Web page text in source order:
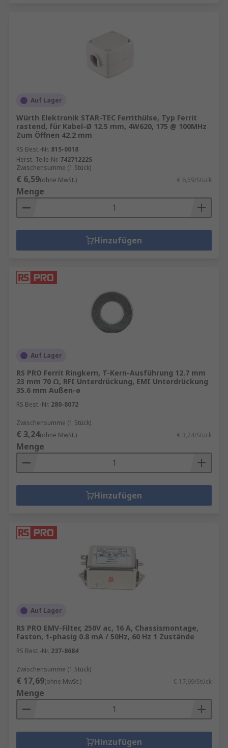
Auf Lager
Würth Elektronik STAR-TEC Ferrithülse, Typ Ferrit
rastend, für Kabel-Ø 12.5 mm, 4W620, 175 @ 100MHz
Zum Öffnen 42.2 mm
RS Best.-Nr. 815-0018
Herst. Teile-Nr. 74271222S
Zwischensumme (1 Stück)
€ 6,59(ohne MwSt.) € 6,59/Stück
Menge
Hinzufügen
Auf Lager
RS PRO Ferrit Ringkern, T-Kern-Ausführung 12.7 mm
23 mm 70 Ω, RFI Unterdrückung, EMI Unterdrückung
35.6 mm Außen-ø
RS Best.-Nr. 280-8072
Zwischensumme (1 Stück)
€ 3,24(ohne MwSt.) € 3,24/Stück
Menge
Hinzufügen
Auf Lager
RS PRO EMV-Filter, 250V ac, 16 A, Chassismontage,
Faston, 1-phasig 0.8 mA / 50Hz, 60 Hz 1 Zustände
RS Best.-Nr. 237-8684
Zwischensumme (1 Stück)
€ 17,69(ohne MwSt.) € 17,69/Stück
Menge
Hinzufügen